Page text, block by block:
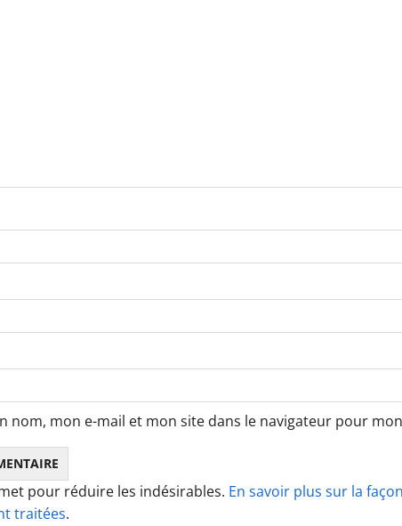
nom, mon e-mail et mon site dans le navigateur pour
pour réduire les indésirables. En savoir plus sur la
traitées.